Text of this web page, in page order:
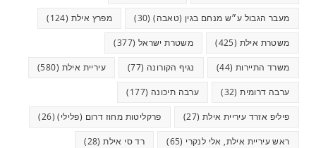
מעבר הגבול ע״ש מנחם בגין (טאבה)(30) מפרץ אילת (124)
משטרת אילת (425) משטרת ישראל (377)
משרד התיירות (44) נגיף הקורונה (77) עיריית אילת (580)
ערבה דרומית(32) ערבה תיכונה (177)
פיליפ אזרד עיריית אילת (27) פרקליטות מחוז דרום (פלילי)(26)
ראש עיריית אילת, אלי לנקרי (65) רד סי אילת(28)